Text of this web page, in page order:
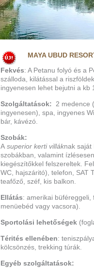
MAYA UBUD
Fekvés: A Petanu folyó és a
szálloda, kilátással a
ingyenesen lehet bejutni a kb
Szolgáltatások: 2 medence
ingyenesen), spa, ingyenes
bár, kávézó.
Szobák:
A superior kerti villáknak saját
szobákban, valamint
kiegészítőkkel felszereltek.
WC, hajszáritó), telefon, SAT
teafőző, széf, kis balkon.
Ellátás: amerikai
menüebéd vagy vacsora).
Sportolási lehetőségek
Térités ellenében:
kölcsönzés, trekking túrák.
Egyéb szolgáltatások: